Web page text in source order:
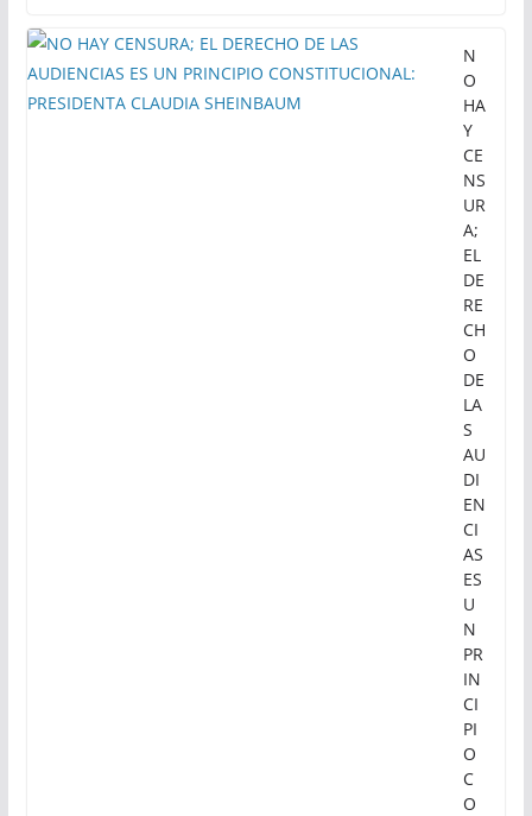
N
O
HA
Y
CE
NS
UR
A;
EL
DE
RE
CH
O
DE
LA
S
AU
DI
EN
CI
AS
ES
U
N
PR
IN
CI
PI
O
C
O